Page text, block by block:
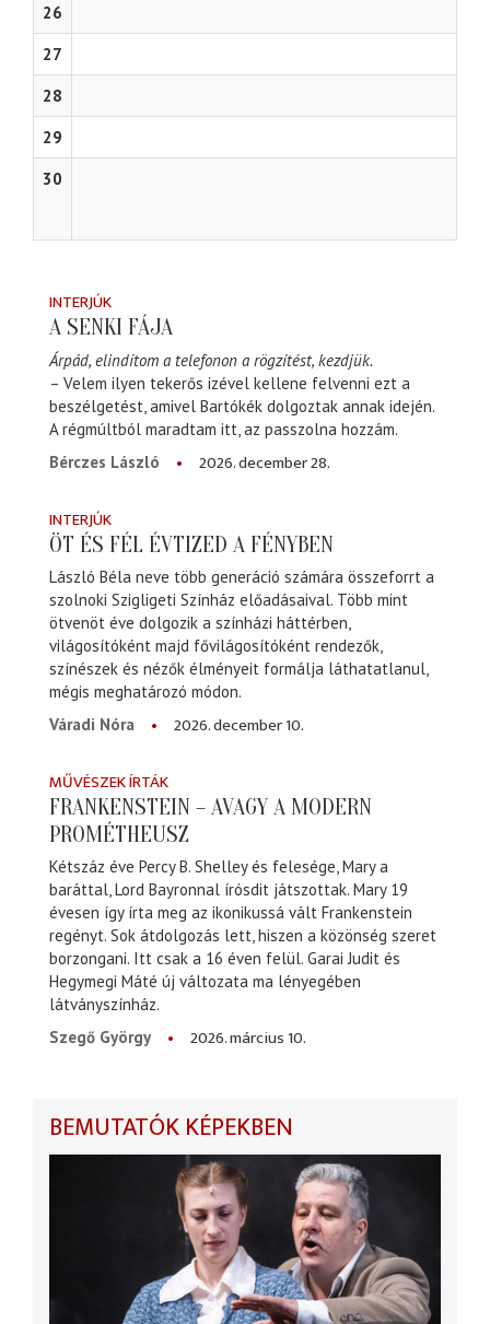
26
27
28
29
30
INTERJÚK
A SENKI FÁJA
Árpád, elindítom a telefonon a rögzítést, kezdjük.
– Velem ilyen tekerős izével kellene felvenni ezt a
beszélgetést, amivel Bartókék dolgoztak annak idején.
A régmúltból maradtam itt, az passzolna hozzám.
Bérczes László
2026. december 28.
INTERJÚK
ÖT ÉS FÉL ÉVTIZED A FÉNYBEN
László Béla neve több generáció számára összeforrt a
szolnoki Szigligeti Színház előadásaival. Több mint
ötvenöt éve dolgozik a színházi háttérben,
világosítóként majd fővilágosítóként rendezők,
színészek és nézők élményeit formálja láthatatlanul,
mégis meghatározó módon.
Váradi Nóra
2026. december 10.
MŰVÉSZEK ÍRTÁK
FRANKENSTEIN – AVAGY A MODERN
PROMÉTHEUSZ
Kétszáz éve Percy B. Shelley és felesége, Mary a
baráttal, Lord Bayronnal írósdit játszottak. Mary 19
évesen így írta meg az ikonikussá vált Frankenstein
regényt. Sok átdolgozás lett, hiszen a közönség szeret
borzongani. Itt csak a 16 éven felül. Garai Judit és
Hegymegi Máté új változata ma lényegében
látványszínház.
Szegő György
2026. március 10.
BEMUTATÓK KÉPEKBEN